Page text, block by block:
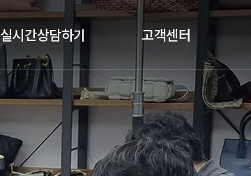
실시간상담하기
실시간상담하기
고객센터
공지사항
언론보도
자주하는질문
유튜브